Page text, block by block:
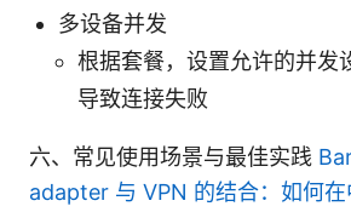
多设备并发
根据套餐，设置允许的并发
导致连接失败
六、常见使用场景与最佳实践
adapter 与 VPN 的结合：如何